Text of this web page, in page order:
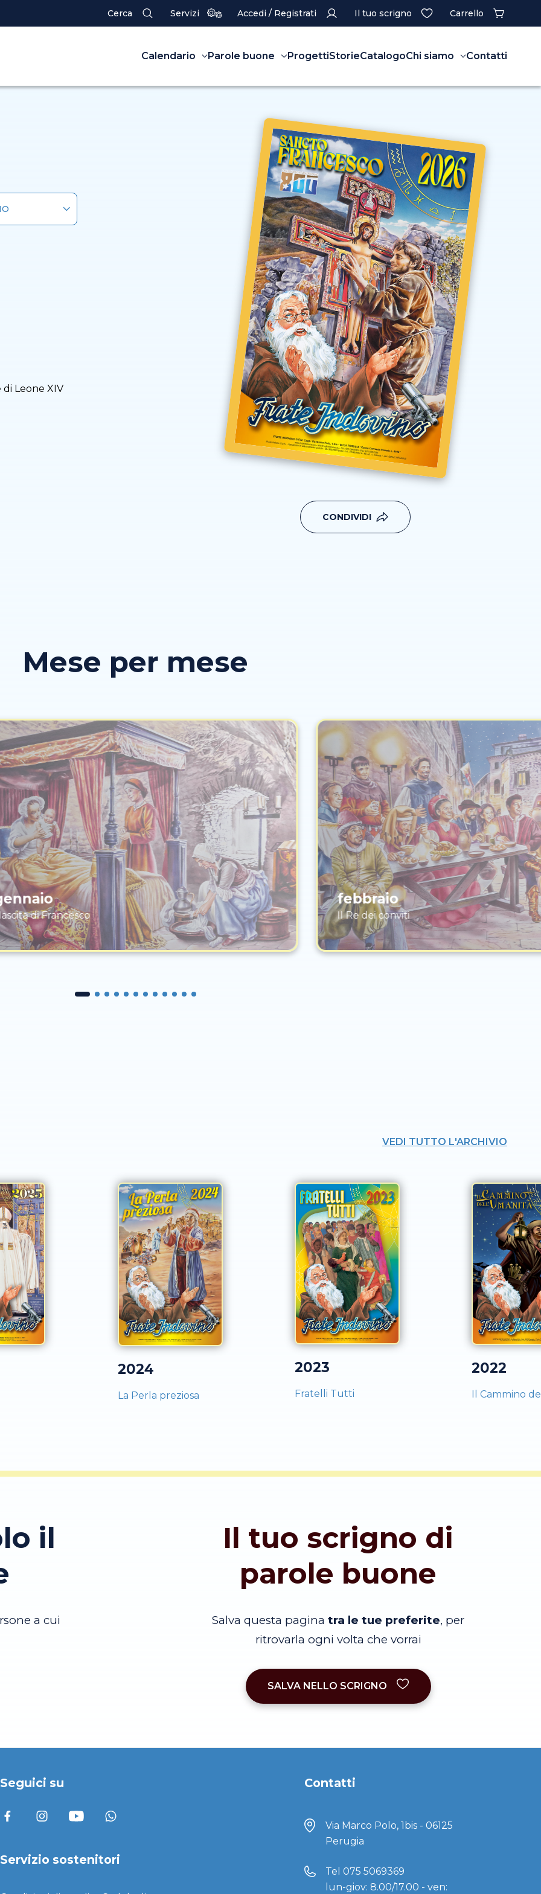
Cerca Servizi Accedi / Registrati Il tuo scrigno Carrello
Calendario Parole buone ProgettiStorieCatalogoChi siamo Contatti
Leone XIV
CONDIVIDI
Mese per mese
di Francesco
febbraio
Il Re dei conviti
VEDI TUTTO L'ARCHIVIO
2024
La Perla preziosa
2023
Fratelli Tutti
2022
Il Cammino
il
a cui
Il tuo scrigno di
parole buone
Salva questa pagina tra le tue preferite, per
ritrovarla ogni volta che vorrai
SALVA NELLO SCRIGNO
Seguici su
Servizio sostenitori
Contatti
Via Marco Polo, 1bis - 06125
Perugia
Tel 075 5069369
lun-giov: 8.00/17.00 - ven: